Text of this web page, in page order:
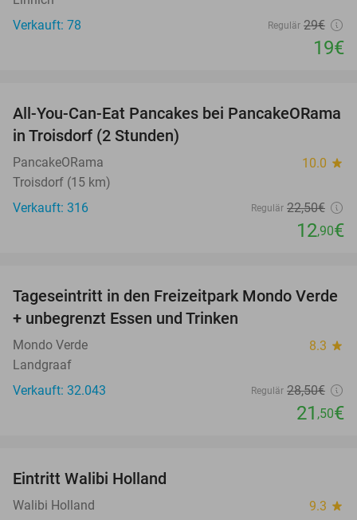
Verkauft: 78
Regulär 29€
19€
43%
All-You-Can-Eat Pancakes bei PancakeORama
in Troisdorf (2 Stunden)
PancakeORama 10.0 star
Troisdorf (15 km)
Verkauft: 316
Regulär 22,50€
12,90€
25%
Tageseintritt in den Freizeitpark Mondo Verde
+ unbegrenzt Essen und Trinken
Mondo Verde 8.3 star
Landgraaf
Verkauft: 32.043
Regulär 28,50€
21 ,50€
Eintritt Walibi Holland
Walibi Holland 9.3 star